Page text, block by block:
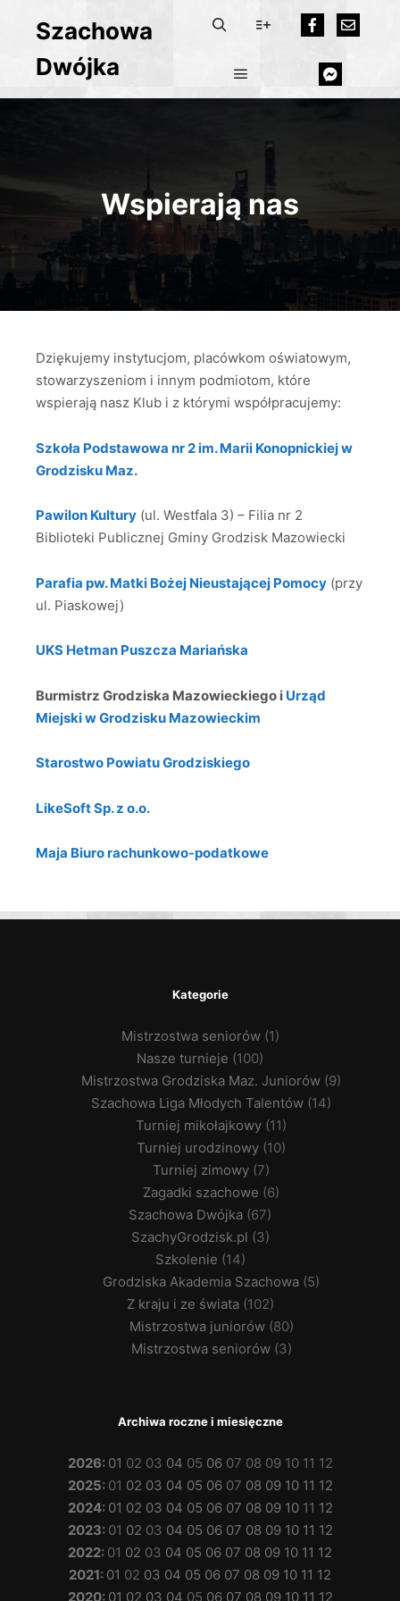
Szachowa
Dwójka
Wspierają nas
Dziękujemy instytucjom, placówkom oświatowym,
stowarzyszeniom i innym podmiotom, które
wspierają nasz Klub i z którymi współpracujemy:
Szkoła Podstawowa nr 2 im. Marii Konopnickiej w
Grodzisku Maz.
Pawilon Kultury (ul. Westfala 3) – Filia nr 2
Biblioteki Publicznej Gminy Grodzisk Mazowiecki
Parafia pw. Matki Bożej Nieustającej Pomocy (przy
ul. Piaskowej)
UKS Hetman Puszcza Mariańska
Burmistrz Grodziska Mazowieckiego i Urząd
Miejski w Grodzisku Mazowieckim
Starostwo Powiatu Grodziskiego
LikeSoft Sp. z o.o.
Maja Biuro rachunkowo-podatkowe
Kategorie
Mistrzostwa seniorów(1)
Nasze turnieje (100)
Mistrzostwa Grodziska Maz. Juniorów (9)
Szachowa Liga Młodych Talentów (14)
Turniej mikołajkowy (11)
Turniej urodzinowy (10)
Turniej zimowy (7)
Zagadki szachowe (6)
Szachowa Dwójka (67)
SzachyGrodzisk.pl (3)
Szkolenie (14)
Grodziska Akademia Szachowa (5)
Z kraju i ze świata(102)
Mistrzostwa juniorów(80)
Mistrzostwa seniorów(3)
Archiwa roczne i miesięczne
2026: 01 02 03 04 05 06 07 08 09 10 11 12
2025: 01 02 03 04 05 06 07 08 09 10 11 12
2024: 01 02 03 04 05 06 07 08 09 10 11 12
2023: 01 02 03 04 05 06 07 08 09 10 11 12
2022: 01 02 03 04 05 06 07 08 09 10 11 12
2021: 01 02 03 04 05 06 07 08 09 10 11 12
2020: 01 02 03 04 05 06 07 08 09 10 11 12